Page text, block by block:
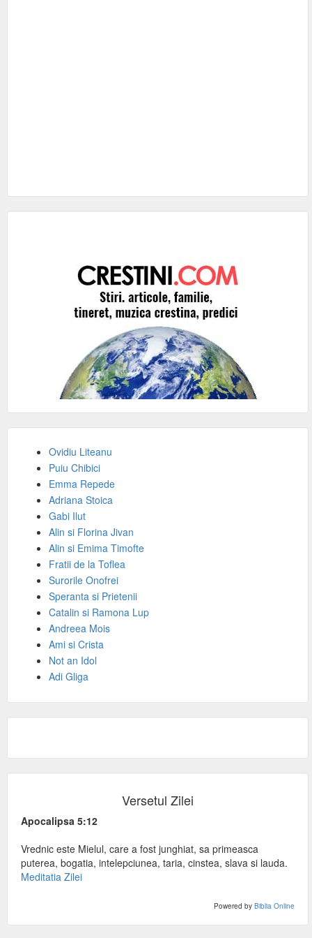
Ovidiu Liteanu
Puiu Chibici
Emma Repede
Adriana Stoica
Gabi Ilut
Alin si Florina Jivan
Alin si Emima Timofte
Fratii de la Toflea
Surorile Onofrei
Speranta si Prietenii
Catalin si Ramona Lup
Andreea Mois
Ami si Crista
Not an Idol
Adi Gliga
Versetul Zilei
Apocalipsa 5:12
Vrednic este Mielul, care a fost junghiat, sa primeasca
puterea, bogatia, intelepciunea, taria, cinstea, slava si lauda.
Meditatia Zilei
Powered by Biblia Online